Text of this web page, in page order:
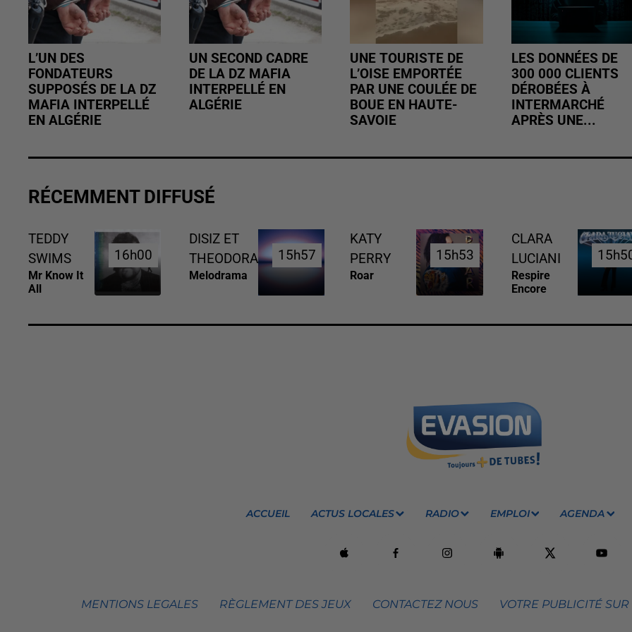
L’UN DES
FONDATEURS
SUPPOSÉS DE LA DZ
MAFIA INTERPELLÉ
EN ALGÉRIE
UN SECOND CADRE
DE LA DZ MAFIA
INTERPELLÉ EN
ALGÉRIE
UNE TOURISTE DE
L’OISE EMPORTÉE
PAR UNE COULÉE DE
BOUE EN HAUTE-
SAVOIE
LES DONNÉES DE
300 000 CLIENTS
DÉROBÉES À
INTERMARCHÉ
APRÈS UNE...
RÉCEMMENT DIFFUSÉ
TEDDY
SWIMS
Mr Know It
All
16h00
16h00
DISIZ ET
THEODORA
Melodrama
15h57
15h57
KATY
PERRY
Roar
15h53
15h53
CLARA
LUCIANI
Respire
Encore
ACCUEIL ACTUS LOCALES RADIO EMPLOI AGENDA
MENTIONS LEGALES RÈGLEMENT DES JEUX CONTACTEZ NOUS VOTRE PUBLICITÉ